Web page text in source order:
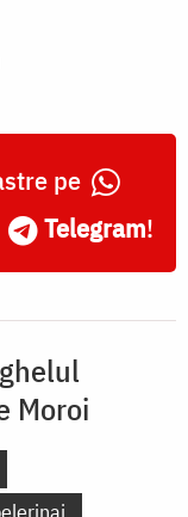
pe
Telegram!
Moroi